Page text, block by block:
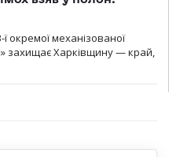
окремої механізованої
захищає Харківщину — край,